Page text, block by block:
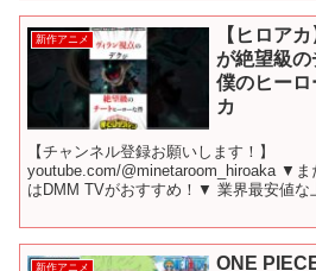
新作アニメ
【ヒロア
が絶望級
僕のヒー
カ
【チャンネル登録お願いします！】
youtube.com/@minetaroom_hiroaka ▼ま
はDMM TVがおすすめ！▼ 業界最安値な
新作アニメ
ONE